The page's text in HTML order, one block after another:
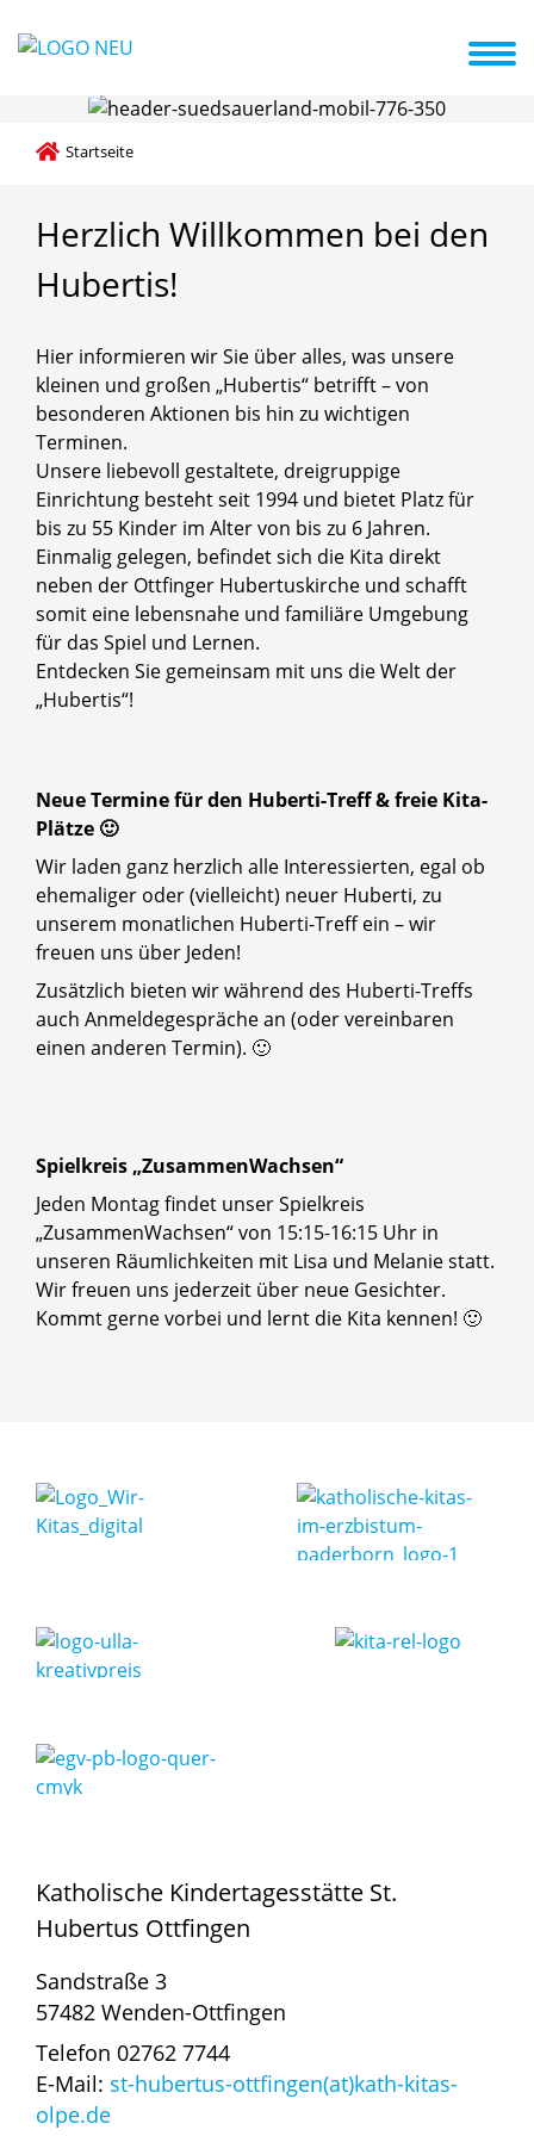
Elternengagement
Startseite
Herzlich Willkommen bei den
Hubertis!
Hier informieren wir Sie über alles, was unsere
kleinen und großen „Hubertis“ betrifft – von
besonderen Aktionen bis hin zu wichtigen
Terminen.
Unsere liebevoll gestaltete, dreigruppige
Einrichtung besteht seit 1994 und bietet Platz für
bis zu 55 Kinder im Alter von bis zu 6 Jahren.
Einmalig gelegen, befindet sich die Kita direkt
neben der Ottfinger Hubertuskirche und schafft
somit eine lebensnahe und familiäre Umgebung
für das Spiel und Lernen.
Entdecken Sie gemeinsam mit uns die Welt der
„Hubertis“!
Neue Termine für den Huberti-Treff & freie Kita-
Plätze 🙂
Wir laden ganz herzlich alle Interessierten, egal ob
ehemaliger oder (vielleicht) neuer Huberti, zu
unserem monatlichen Huberti-Treff ein – wir
freuen uns über Jeden!
Zusätzlich bieten wir während des Huberti-Treffs
auch Anmeldegespräche an (oder vereinbaren
einen anderen Termin). 🙂
Spielkreis „ZusammenWachsen“
Jeden Montag findet unser Spielkreis
„ZusammenWachsen“ von 15:15-16:15 Uhr in
unseren Räumlichkeiten mit Lisa und Melanie statt.
Wir freuen uns jederzeit über neue Gesichter.
Kommt gerne vorbei und lernt die Kita kennen! 🙂
Katholische Kindertagesstätte St.
Hubertus Ottfingen
Sandstraße 3
57482 Wenden-Ottfingen
Telefon 02762 7744
E-Mail: st-hubertus-ottfingen(at)kath-kitas-
olpe.de